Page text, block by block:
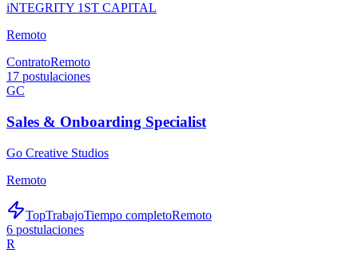
iNTEGRITY 1ST CAPITAL
Remoto
ContratoRemoto
17 postulaciones
GC
Sales & Onboarding Specialist
Go Creative Studios
Remoto
TopTrabajoTiempo completoRemoto
6 postulaciones
R